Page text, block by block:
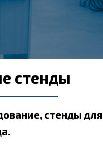
стенды
стенды для